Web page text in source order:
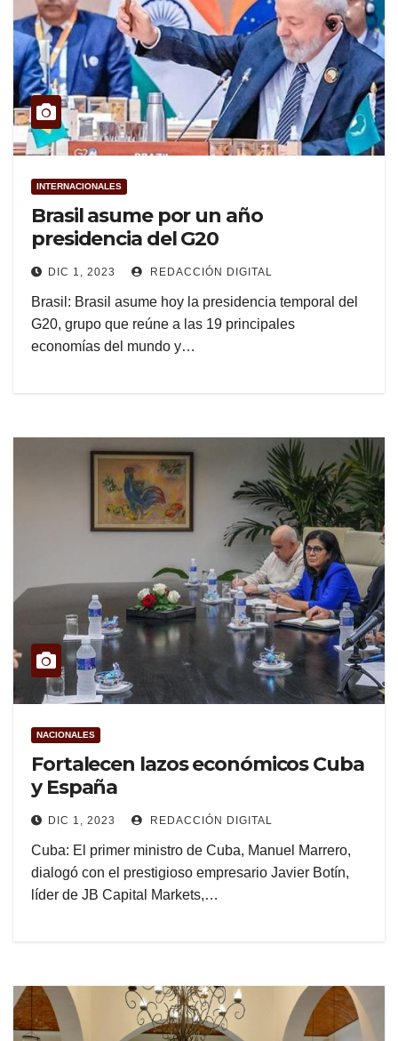
INTERNACIONALES
Brasil asume por un año
presidencia del G20
DIC 1, 2023 REDACCIÓN DIGITAL
Brasil: Brasil asume hoy la presidencia temporal del
G20, grupo que reúne a las 19 principales
economías del mundo y…
NACIONALES
Fortalecen lazos económicos Cuba
y España
DIC 1, 2023 REDACCIÓN DIGITAL
Cuba: El primer ministro de Cuba, Manuel Marrero,
dialogó con el prestigioso empresario Javier Botín,
líder de JB Capital Markets,…